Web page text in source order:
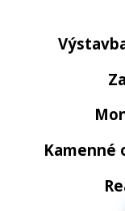
Kamenné